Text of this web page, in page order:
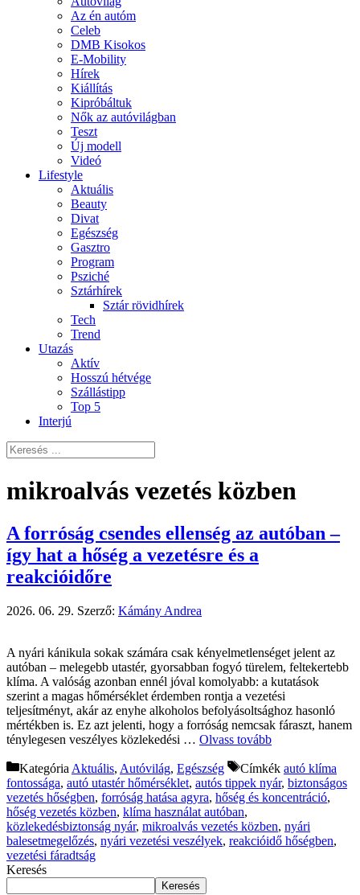
Az én autóm
Celeb
DMB Kisokos
E-Mobility
Hírek
Kiállítás
Kipróbáltuk
Nők az autóvilágban
Teszt
Új modell
Videó
Lifestyle
Aktuális
Beauty
Divat
Egészség
Gasztro
Program
Psziché
Sztárhírek
Sztár rövidhírek
Tech
Trend
Utazás
Aktív
Hosszú hétvége
Szállástipp
Top 5
Interjú
mikroalvás vezetés közben
A forróság csendes ellenség az autóban –
így hat a hőség a vezetésre és a
reakcióidőre
2026. 06. 29. Szerző: Kámány Andrea
A nyári kánikula sokak számára csak kényelmetlenséget jelent az
autóban – melegebb utastér, gyorsabban fogyó türelem, feltekertebb
klíma. A valóság azonban ennél jóval komolyabb: a kutatások
szerint a magas hőmérséklet érdemben rontja a vezetési
teljesítményt, akár az enyhe alkoholos befolyásoltsághoz hasonló
mértékben is. Ez azt jelenti, hogy a forróság nemcsak fáraszt, hanem
ténylegesen veszélyes közlekedési … Olvass tovább
Kategória Aktuális, Autóvilág, Egészség Címkék autó klíma
fontossága, autó utastér hőmérséklet, autós tippek nyár, biztonságos
vezetés hőségben, forróság hatása agyra, hőség és koncentráció,
hőség vezetés közben, klíma használat autóban,
közlekedésbiztonság nyár, mikroalvás vezetés közben, nyári
balesetmegelőzés, nyári vezetési veszélyek, reakcióidő hőségben,
vezetési fáradtság
Keresés
Keresés